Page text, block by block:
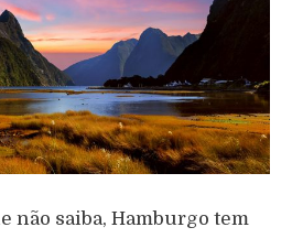
não saiba, Hamburgo tem